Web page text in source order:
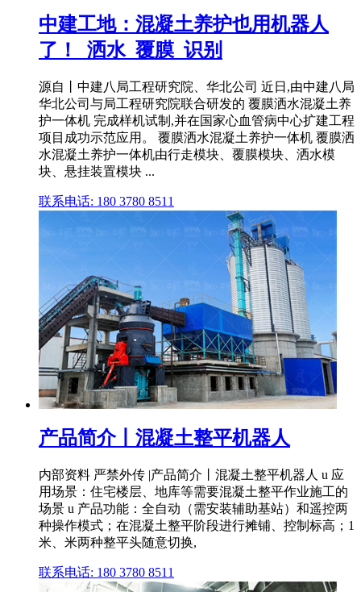
中建工地：混凝土养护也用机器人
了！_洒水_覆膜_识别
源自丨中建八局工程研究院、华北公司 近日,由中建八局
华北公司与局工程研究院联合研发的 覆膜洒水混凝土养
护一体机 完成样机试制,并在国家心血管病中心扩建工程
项目成功示范应用。 覆膜洒水混凝土养护一体机 覆膜洒
水混凝土养护一体机由行走模块、覆膜模块、洒水模
块、悬挂装置模块 ...
联系电话: 180 3780 8511
产品简介丨混凝土整平机器人
内部资料 严禁外传 |产品简介丨混凝土整平机器人 u 应
用场景：住宅楼层、地库等需要混凝土整平作业施工的
场景 u 产品功能：全自动（需安装辅助基站）和遥控两
种操作模式；在混凝土整平阶段进行摊铺、控制标高；1
米、米两种整平头随意切换,
联系电话: 180 3780 8511